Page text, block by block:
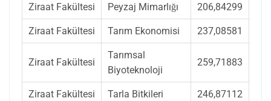
Ziraat Fakültesi Peyzaj Mimarlığı 206,84299
Ziraat Fakültesi Tarım Ekonomisi 237,08581
Ziraat Fakültesi
Tarımsal
Biyoteknoloji
259,71883
Ziraat Fakültesi Tarla Bitkileri 246,87112